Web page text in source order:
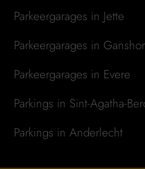
Parkeergarages in Jette
Parkeergarages in
Parkeergarages in Evere
Parkings in Sint-Agatha-
Parkings in Anderlecht